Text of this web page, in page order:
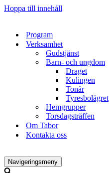
Hoppa till innehåll
Program
Verksamhet
Gudstjänst
Barn- och ungdom
Draget
Kulingen
Tonår
Tyresbolägret
Hemgrupper
Torsdagsträffen
Om Tabor
Kontakta oss
Navigeringsmeny